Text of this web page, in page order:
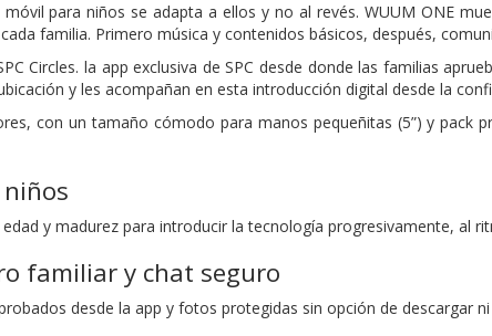
para niños se adapta a ellos y no al revés. WUUM ONE
familia. Primero música y contenidos básicos, después,
Circles. la app exclusiva de SPC desde donde las familias
y les acompañan en esta introducción digital desde la
con un tamaño cómodo para manos pequeñitas (5”) y pack
y madurez para introducir la tecnología progresivamente, al
familiar y chat seguro
desde la app y fotos protegidas sin opción de descargar